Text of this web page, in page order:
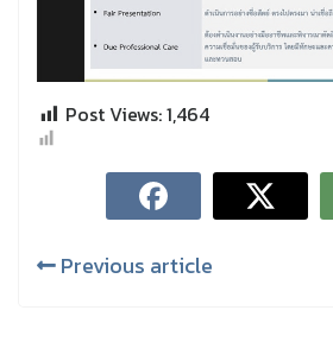
Post Views:1,464
Previous article